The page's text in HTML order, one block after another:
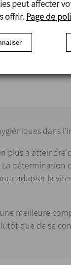
les aliments
servent à garantir
et à
des
dans
plus à
adapter la
meilleure
que de se
peut affecter
offrir. Page de